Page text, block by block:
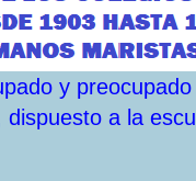
y
a la